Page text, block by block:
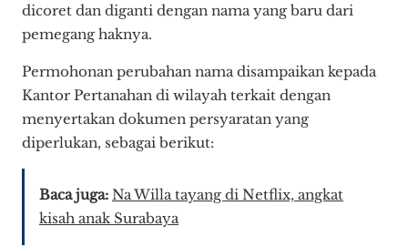
dicoret dan diganti dengan nama yang baru dari
pemegang haknya.
Permohonan perubahan nama disampaikan kepada
Kantor Pertanahan di wilayah terkait dengan
menyertakan dokumen persyaratan yang
diperlukan, sebagai berikut:
Baca juga: Na Willa tayang di Netflix, angkat
kisah anak Surabaya